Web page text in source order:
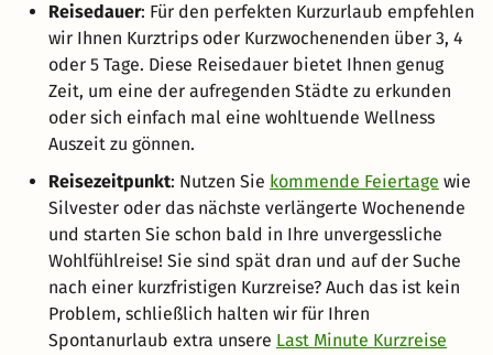
Reisedauer: Für den perfekten Kurzurlaub empfehlen
wir Ihnen Kurztrips oder Kurzwochenenden über 3, 4
oder 5 Tage. Diese Reisedauer bietet Ihnen genug
Zeit, um eine der aufregenden Städte zu erkunden
oder sich einfach mal eine wohltuende Wellness
Auszeit zu gönnen.
Reisezeitpunkt: Nutzen Sie kommende Feiertage wie
Silvester oder das nächste verlängerte Wochenende
und starten Sie schon bald in Ihre unvergessliche
Wohlfühlreise! Sie sind spät dran und auf der Suche
nach einer kurzfristigen Kurzreise? Auch das ist kein
Problem, schließlich halten wir für Ihren
Spontanurlaub extra unsere Last Minute Kurzreise